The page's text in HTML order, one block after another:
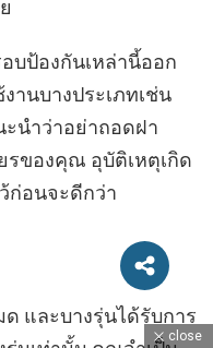
แตกหรือร้าว และ
ชิ้นส่วนของงานที่คุณ
ป้องกันเหล่านี้ออก
านบางประเภทเช่น
นำว่าอย่าถอดฝา
ก่อนจะดีกว่า
close